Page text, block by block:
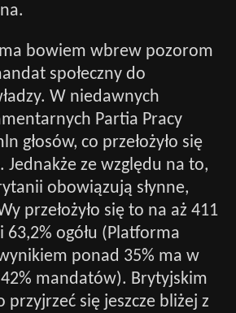
bowiem wbrew pozorom
społeczny do
W niedawnych
Partia Pracy
głosów, co przełożyło się
Jednakże ze względu na to,
obowiązują słynne,
przełożyło się to na aż 411
ogółu (Platforma
ponad 35% ma w
mandatów). Brytyjskim
się jeszcze bliżej z